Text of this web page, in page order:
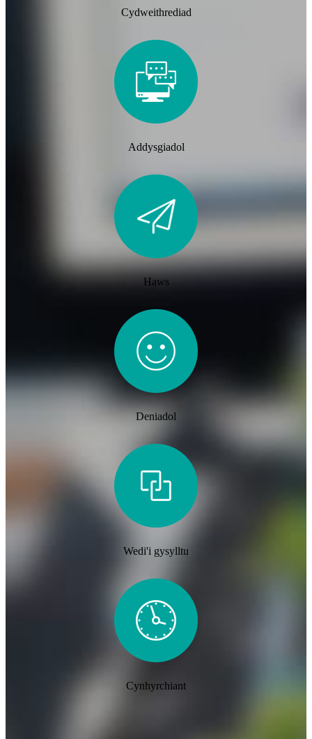
Cydweithrediad
Addysgiadol
Haws
Deniadol
Wedi'i gysylltu
Cynhyrchiant